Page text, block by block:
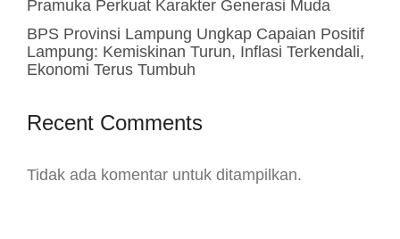
Pramuka Perkuat Karakter Generasi Muda
BPS Provinsi Lampung Ungkap Capaian Positif
Lampung: Kemiskinan Turun, Inflasi Terkendali,
Ekonomi Terus Tumbuh
Recent Comments
Tidak ada komentar untuk ditampilkan.